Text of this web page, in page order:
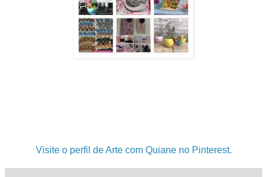
Visite o perfil de Arte com Quiane no Pinterest.